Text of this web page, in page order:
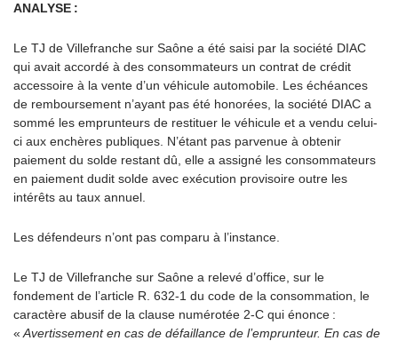
ANALYSE :
Le TJ de Villefranche sur Saône a été saisi par la société DIAC
qui avait accordé à des consommateurs un contrat de crédit
accessoire à la vente d’un véhicule automobile. Les échéances
de remboursement n’ayant pas été honorées, la société DIAC a
sommé les emprunteurs de restituer le véhicule et a vendu celui-
ci aux enchères publiques. N’étant pas parvenue à obtenir
paiement du solde restant dû, elle a assigné les consommateurs
en paiement dudit solde avec exécution provisoire outre les
intérêts au taux annuel.
Les défendeurs n’ont pas comparu à l’instance.
Le TJ de Villefranche sur Saône a relevé d’office, sur le
fondement de l’article R. 632-1 du code de la consommation, le
caractère abusif de la clause numérotée 2-C qui énonce :
« Avertissement en cas de défaillance de l’emprunteur. En cas de